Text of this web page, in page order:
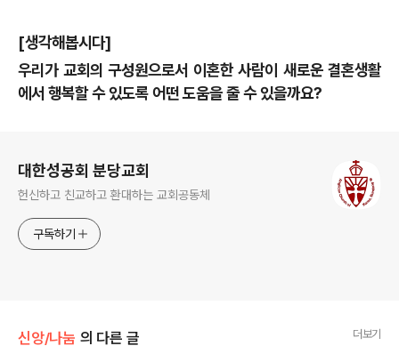
[생각해봅시다]
우리가 교회의 구성원으로서 이혼한 사람이 새로운 결혼생활
에서 행복할 수 있도록 어떤 도움을 줄 수 있을까요?
대한성공회 분당교회
헌신하고 친교하고 환대하는 교회공동체
구독하기
신앙/나눔 의 다른 글 더보기